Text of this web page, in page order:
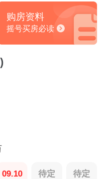
购房资料
摇号买房必读
09.10 待定 待定